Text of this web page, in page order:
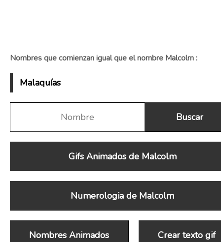
Nombres que comienzan igual que el nombre Malcolm :
Malaquías
Gifs Animados de Malcolm
Numerologia de Malcolm
Nombres Animados Crear texto gif